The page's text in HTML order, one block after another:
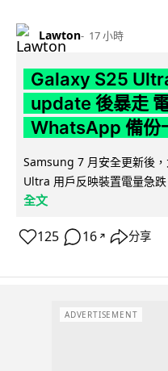
Lawton 17 小時
Galaxy S25
update 後暴走
WhatsApp 備份
Samsung 7 月安全更新後
Ultra 用戶反映裝置電量急
全文
125 16 ↗ 分享
ADVERTISEMENT